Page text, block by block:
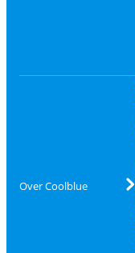
Over Coolblue